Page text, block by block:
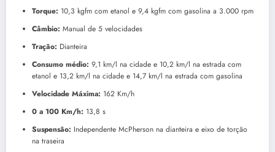
Torque: 10,3 kgfm com etanol e 9,4 kgfm com gasolina a 3.000 rpm
Câmbio: Manual de 5 velocidades
Tração: Dianteira
Consumo médio: 9,1 km/l na cidade e 10,2 km/l na estrada com
etanol e 13,2 km/l na cidade e 14,7 km/l na estrada com gasolina
Velocidade Máxima: 162 Km/h
0 a 100 Km/h: 13,8 s
Suspensão: Independente McPherson na dianteira e eixo de torção
na traseira